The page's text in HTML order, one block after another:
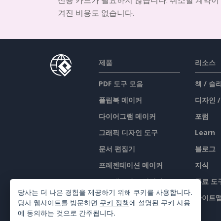
겨진 비용도 없습니다.
제품
PDF 도구 모음
플립북 메이커
다이어그램 메이커
그래픽 디자인 도구
문서 편집기
프레젠테이션 메이커
스프레드시트 편집기
가격 책정
리소스
책 / 슬
디자인
포럼
Learn
블로그
지식
무료 도
사이트
당사는 더 나은 경험을 제공하기 위해 쿠키를 사용합니다.
당사 웹사이트를 방문하면 쿠키 정책에 설명된 쿠키 사용
에 동의하는 것으로 간주됩니다.